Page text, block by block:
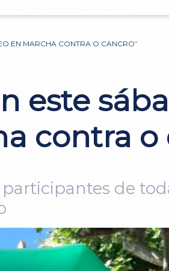
EN MARCHA CONTRA O CANCRO”
este
contra o
de